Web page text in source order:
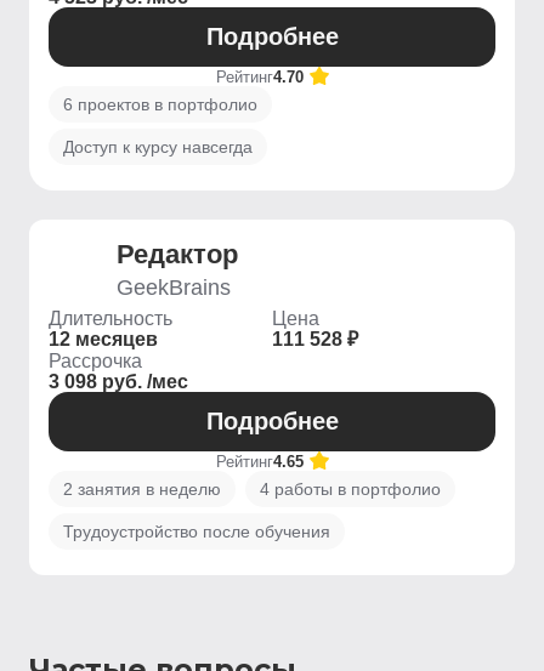
Подробнее
Рейтинг4.70
6 проектов в портфолио
Доступ к курсу навсегда
Редактор
GeekBrains
Длительность
12 месяцев
Цена
111 528 ₽
Рассрочка
3 098 руб. /мес
Подробнее
Рейтинг4.65
2 занятия в неделю 4 работы в портфолио
Трудоустройство после обучения